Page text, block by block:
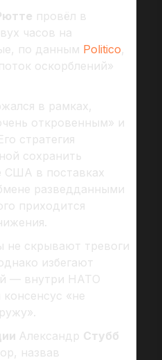
провёл в
часов на
по данным Politico,
оскорблений»
в рамках,
откровенным» и
стратегия
сохранить
США в поставках
разведданными
приходится
не скрывают тревоги
избегают
— внутри НАТО
«не
Александр Стубб
назвав